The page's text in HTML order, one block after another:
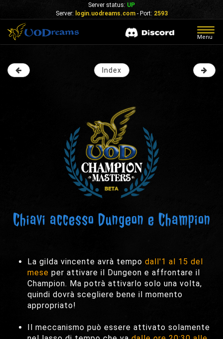
Server status: UP
Server: login.uodreams.com- Port: 2593
Menu
Index
Chiavi accesso Dungeon e Champion
La gilda vincente avrà tempo dall'1 al 15 del
mese per attivare il Dungeon e affrontare il
Champion. Ma potrà attivarlo solo una volta,
quindi dovrà scegliere bene il momento
appropriato!
Il meccanismo può essere attivato solamente